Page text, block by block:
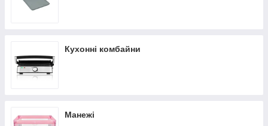
Кухонні комбайни
Манежі